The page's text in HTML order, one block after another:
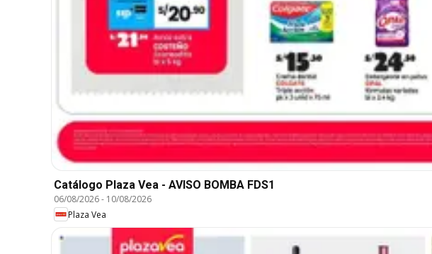
Catálogo Plaza Vea - AVISO BOMBA FDS1
06/08/2026- 10/08/2026
Plaza Vea